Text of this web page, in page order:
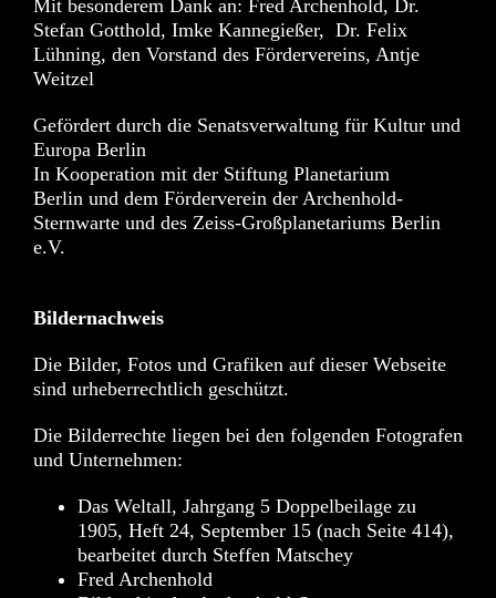
Mit besonderem Dank an: Fred Archenhold, Dr.
Stefan Gotthold, Imke Kannegießer, Dr. Felix
Lühning, den Vorstand des Fördervereins, Antje
Weitzel
Gefördert durch die Senatsverwaltung für Kultur und
Europa Berlin
In Kooperation mit der Stiftung Planetarium
Berlin und dem Förderverein der Archenhold-
Sternwarteund des Zeiss-Großplanetariums Berlin
e.V.
Bildernachweis
Die Bilder, Fotos und Grafiken auf dieser Webseite
sind urheberrechtlich geschützt.
Die Bilderrechte liegen bei den folgenden Fotografen
und Unternehmen:
Das Weltall, Jahrgang 5 Doppelbeilage zu
1905, Heft 24, September 15 (nach Seite 414),
bearbeitet durch Steffen Matschey
Fred Archenhold